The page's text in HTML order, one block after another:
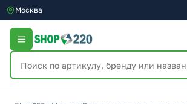
Москва